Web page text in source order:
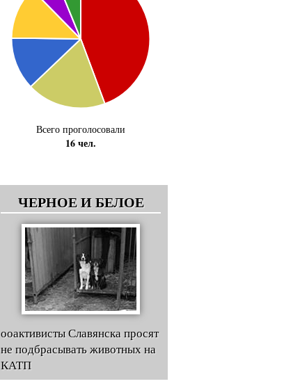
Всего проголосовали
16 чел.
ЧЕРНОЕ И БЕЛОЕ
ооактивисты Славянска просят
не подбрасывать животных на
КАТП